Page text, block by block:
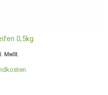
0,5kg
MwSt.